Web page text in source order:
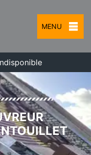
MENU